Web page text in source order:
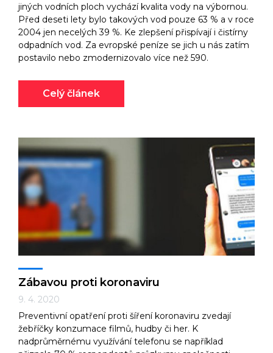
jiných vodních ploch vychází kvalita vody na výbornou.
Před deseti lety bylo takových vod pouze 63 % a v roce
2004 jen necelých 39 %. Ke zlepšení přispívají i čistírny
odpadních vod. Za evropské peníze se jich u nás zatím
postavilo nebo zmodernizovalo více než 590.
Celý článek
Zábavou proti koronaviru
9. 4. 2020
Preventivní opatření proti šíření koronaviru zvedají
žebříčky konzumace filmů, hudby či her. K
nadprůměrnému využívání telefonu se například